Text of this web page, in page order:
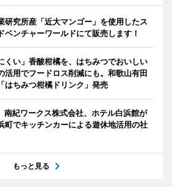
研究所産「近大マンゴー」を使用したス
ベンチャーワールドにて販売します！
くい」香酸柑橘を、はちみつでおいしい
活用でフードロス削減にも。和歌山有田
はちみつ柑橘ドリンク」発売
紀ワークス株式会社、ホテル白浜館が
町でキッチンカーによる遊休地活用の社
もっと見る